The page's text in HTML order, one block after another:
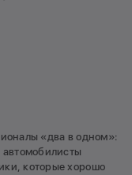
«два в одном»:
которые хорошо